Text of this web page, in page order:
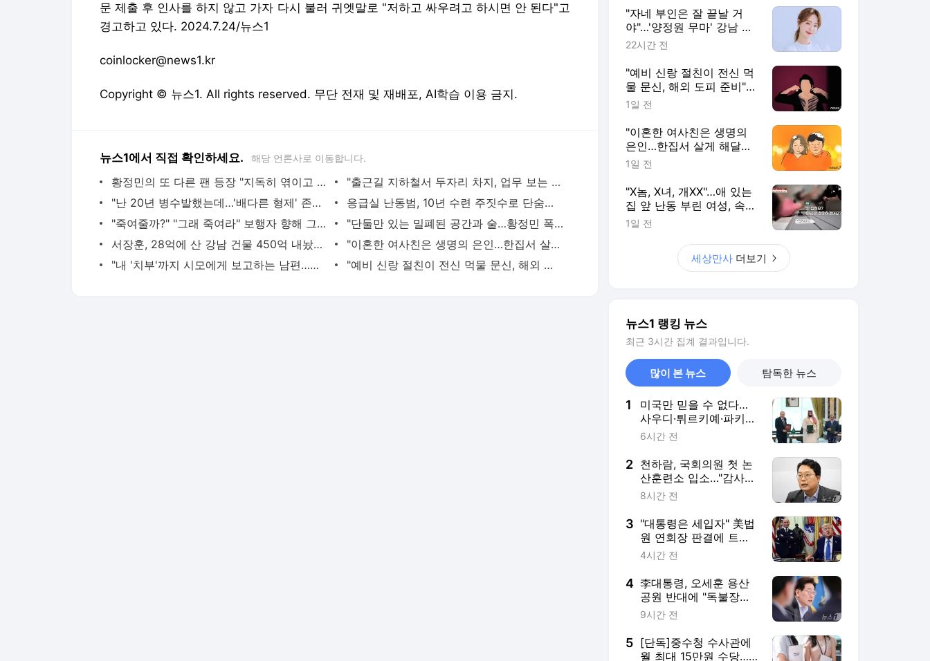
문 제출 후 인사를 하지 않고 가자 다시 불러 귀엣말로 "저하고 싸우려고 하시면 안 된다"고
경고하고 있다. 2024.7.24/뉴스1
coinlocker@news1.kr
Copyright © 뉴스1. All rights reserved. 무단 전재 및 재배포, AI학습 이용 금지.
뉴스1에서 직접 확인하세요. 해당 언론사로 이동합니다.
황정민의 또 다른 팬 등장 "지독히 엮이고 싶었던 건 너" 폭로녀 직격
"출근길 지하철서 두자리 차지, 업무 보는 100㎏ 남성…부딪히면 신경질"
"난 20년 병수발했는데…'배다른 형제' 존재, 유산 절반 가져가나"
응급실 난동범, 10년 수련 주짓수로 단숨에 제압한 간호사 화제[영상]
"죽여줄까?" "그래 죽여라" 보행자 향해 그대로 차량 돌진한 운전자[영상]
"단둘만 있는 밀폐된 공간과 술…황정민 폭로녀는 두가지에 집착했다"
서장훈, 28억에 산 강남 건물 450억 내놨다…세후 차익 280억 '잭팟'
"이혼한 여사친은 생명의 은인…한집서 살게 해달라" 남편 요구에 '절망'
"내 '치부'까지 시모에게 보고하는 남편…집이 감옥 같다" 아내 고통
"예비 신랑 절친이 전신 먹물 문신, 해외 도피 준비"…예비 신부 '혼란'
"자네 부인은 잘 끝날 거
야"…'양정원 무마' 강남 경
찰, 다른 돈도 받은 정황
22시간 전
"예비 신랑 절친이 전신 먹
물 문신, 해외 도피 준비"…
예비 신부 '혼란'
1일 전
"이혼한 여사친은 생명의
은인…한집서 살게 해달라"
남편 요구에 '절망'
1일 전
"X놈, X녀, 개XX"…애 있는
집 앞 난동 부린 여성, 속옷
까지 훌러덩[영상]
1일 전
세상만사 더보기
뉴스1 랭킹 뉴스
최근 3시간 집계 결과입니다.
많이 본 뉴스 탐독한 뉴스
1
미국만 믿을 수 없다…
사우디·튀르키예·파키스
탄 '공동방위협정' 체결
6시간 전
2 천하람, 국회의원 첫 논
산훈련소 입소…"감사하
는 마음으로 훈련"
8시간 전
3 "대통령은 세입자" 美법
원 연회장 판결에 트럼
프 격분…대법원 상고
4시간 전
4 李대통령, 오세훈 용산
공원 반대에 "독불장군
처럼 못해…서울시와 협
9시간 전
5 [단독]중수청 수사관에
월 최대 15만원 수당…